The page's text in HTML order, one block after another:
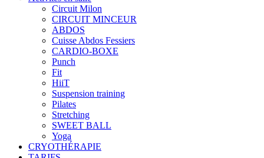
Circuit Milon
CIRCUIT MINCEUR
ABDOS
Cuisse Abdos Fessiers
CARDIO-BOXE
Punch
Fit
HiiT
Suspension training
Pilates
Stretching
SWEET BALL
Yoga
CRYOTHÉRAPIE